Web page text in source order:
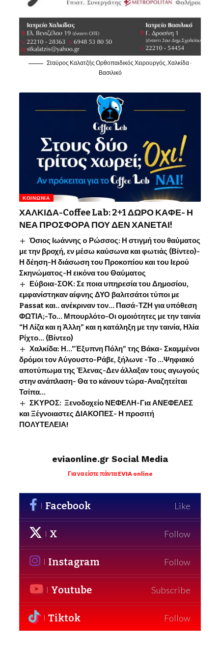
Σταύρος Καλατζής Ορθοπαιδικός Χειρουργός, Χαλκίδα -
Βασιλικό
ΚΟΙΝΩΝΊΑ
ΧΑΛΚΙΔΑ-Coffee Lab: 2+1 ΔΩΡΟ ΚΑΦΕ- Η
ΝΕΑ ΠΡΟΣΦΟΡΑ ΠΟΥ ΔΕΝ ΧΑΝΕΤΑΙ!
Όσιος Ιωάννης o Ρώσσος: Η στιγμή του θαύματος
με την βροχή, εν μέσω καύσωνα και φωτιάς (Βίντεο)-
Η δέηση-Η διάσωση του Προκοπίου και του Ιερού
Σκηνώματος-Η εικόνα του Θαύματος
Εύβοια-ΣΟΚ: Σε ποια υπηρεσία του Δημοσίου,
εμφανίστηκαν αίφνης ΔΥΟ βαλιτσάτοι τύποι με
Passat και.. ανέκριναν τον… Πασά-ΤΖΗ για υπόθεση
ΦΩΤΙΑ;-Το… Μπουρλότο-Οι ομοιότητες με την ταινία
“Η Λίζα και η Άλλη” και η κατάληξη με την ταινία, Ηλία
Ρίχτο… (Βίντεο)
Χαλκίδα: Η…”Έξυπνη Πόλη” της Βάκα- Σκαμμένοι
δρόμοι τον Αύγουστο-Ράβε, ξήλωνε -Το …Ψηφιακό
αποτύπωμα της Έλενας-Δεν άλλαξαν τους αγωγούς
στην ανάπλαση- Θα το κάνουν τώρα-Αναζητείται
Τσίπα…
ΣΚΥΡΟΣ: Ξενοδοχείο ΝΕΦΕΛΗ-Για ΑΝΕΦΕΛΕΣ
και Ξέγνοιαστες ΔΙΑΚΟΠΕΣ- Η προσιτή
ΠΟΛΥΤΕΛΕΙΑ!
eviaonline.gr Social Media
Για να είστε πάντα EVIA online
Facebook Like
X Follow
Instagram Follow
Youtube Subscribe
Tiktok Follow